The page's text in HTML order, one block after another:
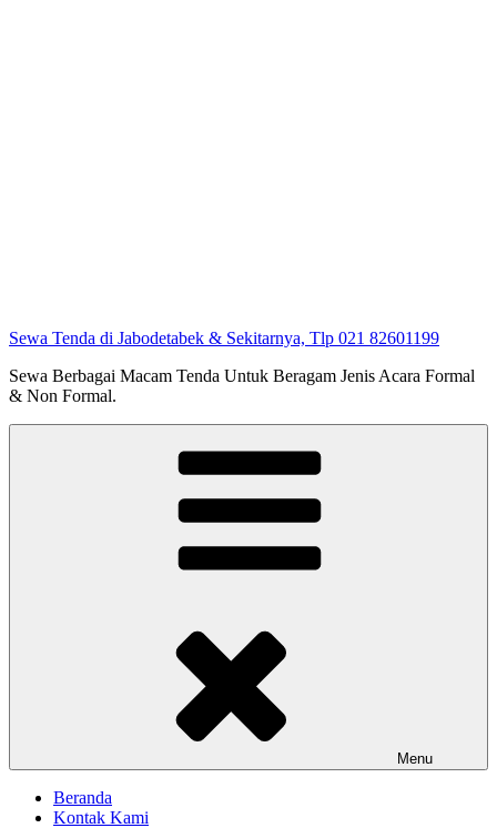
Sewa Tenda di Jabodetabek & Sekitarnya, Tlp 021 82601199
Sewa Berbagai Macam Tenda Untuk Beragam Jenis Acara Formal
& Non Formal.
Menu
Beranda
Kontak Kami